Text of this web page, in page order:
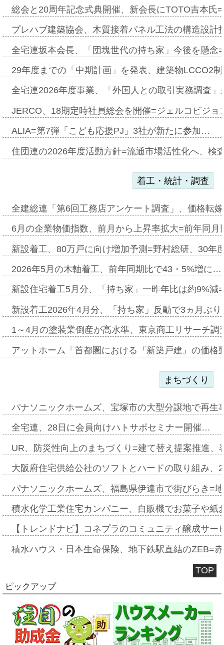
総会と20周年記念式典開催、新会長にTOTO吉本氏
プレハブ建築協会、木質接着パネル工法の構造設
全宅連坂本会長、「団塊世代の持ち家」今後を懸
29年度までの「中期計画」を発表、建築物LCCO2
全宅連2026年度事業、「外国人との取引実務調査
JERCO、18期定時社員総会を開催=ジェルコビジ
ALIA=第7弾「こども応援PJ」3社が新たに参加…
住団連の2026年度活動方針=流通市場活性化へ、検
着工・統計・調査
全建総連「第6回工務店アンケート調査」、価格転
6月の企業物価指数、前月から上昇率拡大=前年同
新設着工、80万戸に向け増加予測=野村総研、30年
2026年5月の木軸着工、前年同期比で43・5%増に…
新設住宅着工5月分、「持ち家」一昨年比は約9%
新設着工2026年4月分、「持ち家」反動で3ヵ月ぶ
1～4月の塗装業倒産が高水準、東京商工リサーチ
アットホーム「首都圏における『新築戸建』の価
まちづくり
パナソニックホームズ、宝塚市の大型分譲地で再
全宅連、28日に会員向けハトサポセミナー開催…
UR、防災性向上のまちづくり=建て替え提案推進
大阪府住宅供給公社のソフトとハードの取り組み
パナソニックホームズ、福島県伊達市で街びらき=
積水化学工業住宅カンパニー、自販機でお菓子や
【トレンドナビ】コネプラのコミュニティ醸成サ
積水ハウス・日本生命保険、地下鉄駅直結のZEB=
TOP
ピックアップ